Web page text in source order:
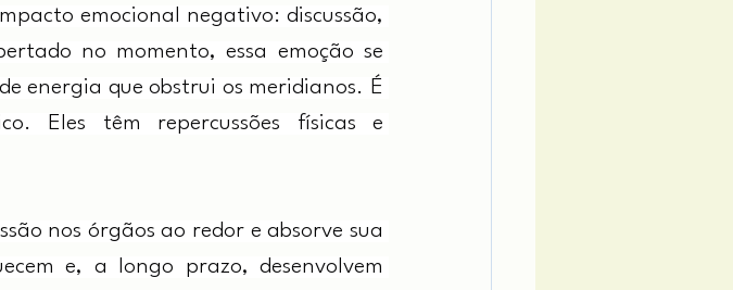
emocional negativo: discussão,
no momento, essa emoção se
energia que obstrui os meridianos. É
Eles têm repercussões físicas e
nos órgãos ao redor e absorve sua
e, a longo prazo, desenvolvem